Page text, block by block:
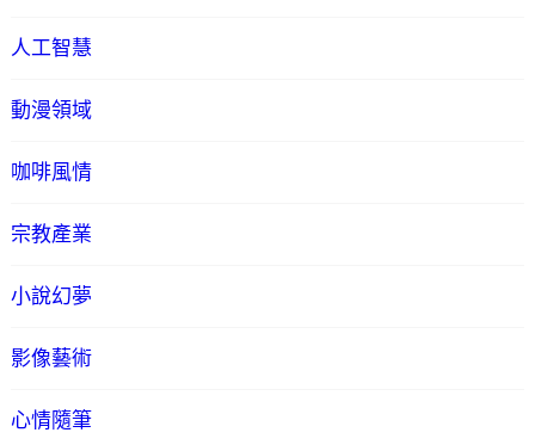
人工智慧
動漫領域
咖啡風情
宗教產業
小說幻夢
影像藝術
心情隨筆